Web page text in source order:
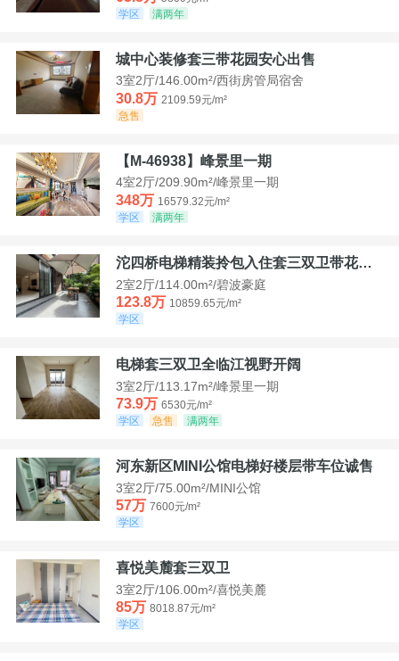
学区
满两年
城中心装修套三带花园安心出售
3室2厅/146.00m²/西街房管局宿舍
30.8万 2109.59元/m²
急售
【M-46938】峰景里一期
4室2厅/209.90m²/峰景里一期
348万 16579.32元/m²
学区
满两年
沱四桥电梯精装拎包入住套三双卫带花园40平米带车位
2室2厅/114.00m²/碧波豪庭
123.8万 10859.65元/m²
学区
电梯套三双卫全临江视野开阔
3室2厅/113.17m²/峰景里一期
73.9万 6530元/m²
学区
急售 满两年
河东新区MINI公馆电梯好楼层带车位诚售
3室2厅/75.00m²/MINI公馆
57万 7600元/m²
学区
喜悦美麓套三双卫
3室2厅/106.00m²/喜悦美麓
85万 8018.87元/m²
学区